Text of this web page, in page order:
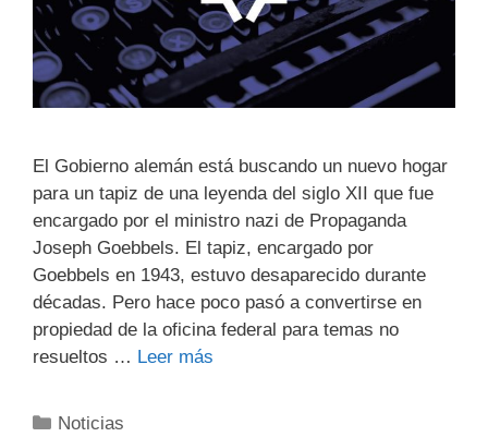
El Gobierno alemán está buscando un nuevo hogar
para un tapiz de una leyenda del siglo XII que fue
encargado por el ministro nazi de Propaganda
Joseph Goebbels. El tapiz, encargado por
Goebbels en 1943, estuvo desaparecido durante
décadas. Pero hace poco pasó a convertirse en
propiedad de la oficina federal para temas no
resueltos … Leer más
Noticias